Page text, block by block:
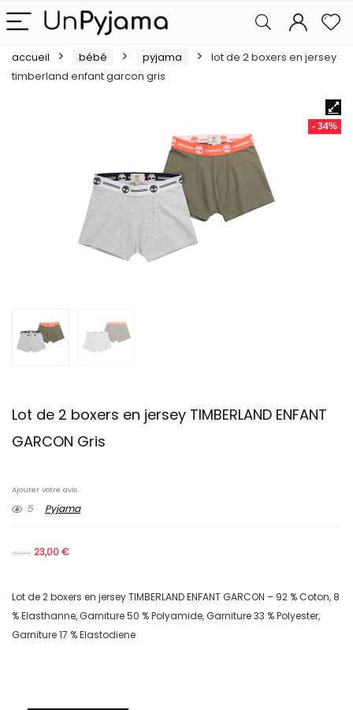
accueil bébé pyjama
lot de 2 boxers en jersey
timberland enfant garcon gris
- 34%
Lot de 2 boxers en jersey TIMBERLAND ENFANT
GARCON Gris
Ajouter votre avis
5 Pyjama
35,00€ 23,00€
Lot de 2 boxers en jersey TIMBERLAND ENFANT GARCON – 92 % Coton, 8
% Elasthanne, Garniture 50 % Polyamide, Garniture 33 % Polyester,
Garniture 17 % Elastodiene